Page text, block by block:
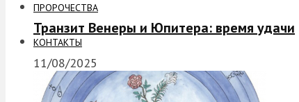
ПРОРОЧЕСТВА
КОНТАКТЫ
Транзит Венеры и Юпитера: время удачи
11/08/2025